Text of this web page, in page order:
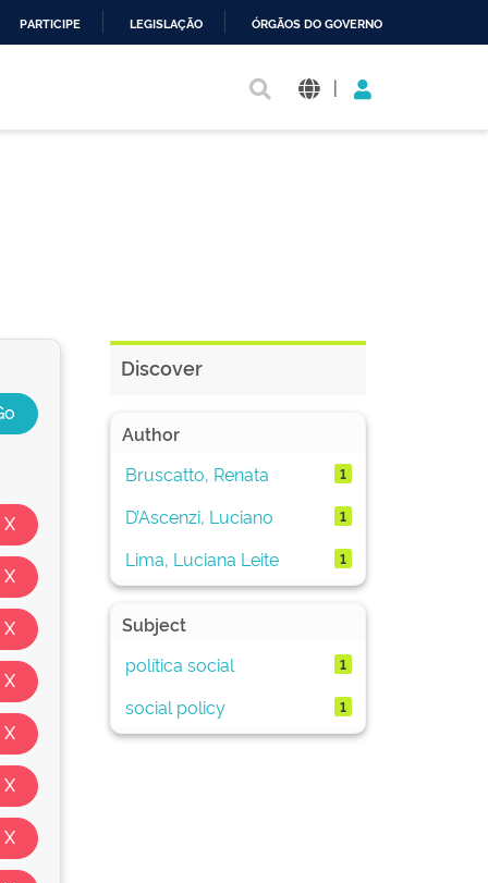
PARTICIPE LEGISLAÇÃO ÓRGÃOS DO GOVERNO
|
Discover
Author
Bruscatto, Renata
1
D’Ascenzi, Luciano 1
Lima, Luciana Leite 1
Subject
política social
1
social policy 1